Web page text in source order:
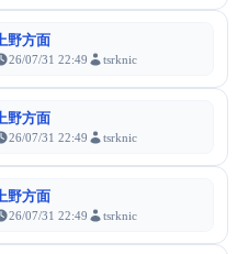
上野方面
26/07/31 22:49 tsrknic
上野方面
26/07/31 22:49 tsrknic
上野方面
26/07/31 22:49 tsrknic